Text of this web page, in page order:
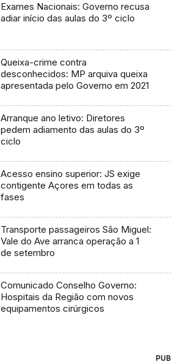
Exames Nacionais: Governo recusa
adiar início das aulas do 3º ciclo
Queixa-crime contra
desconhecidos: MP arquiva queixa
apresentada pelo Governo em 2021
Arranque ano letivo: Diretores
pedem adiamento das aulas do 3º
ciclo
Acesso ensino superior: JS exige
contigente Açores em todas as
fases
Transporte passageiros São Miguel:
Vale do Ave arranca operação a 1
de setembro
Comunicado Conselho Governo:
Hospitais da Região com novos
equipamentos cirúrgicos
PUB